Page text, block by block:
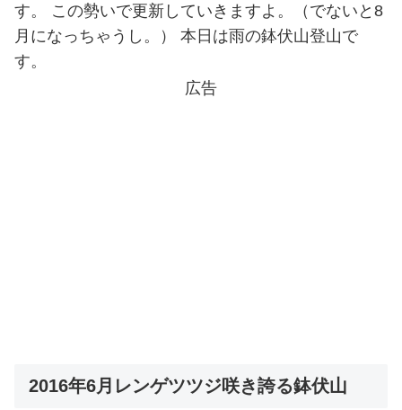
す。 この勢いで更新していきますよ。（でないと8
月になっちゃうし。） 本日は雨の鉢伏山登山で
す。
広告
2016年6月レンゲツツジ咲き誇る鉢伏山